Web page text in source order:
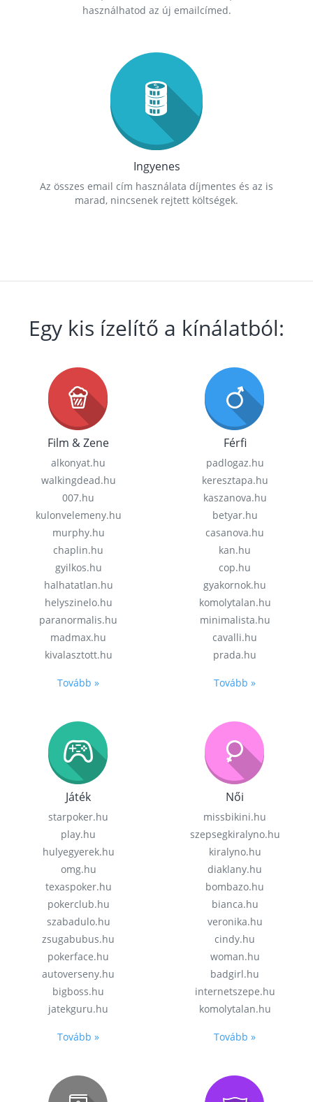
használhatod az új emailcímed.
Ingyenes
Az összes email cím használata díjmentes és az is
marad, nincsenek rejtett költségek.
Egy kis ízelítő a kínálatból:
Film & Zene
alkonyat.hu
walkingdead.hu
007.hu
kulonvelemeny.hu
murphy.hu
chaplin.hu
gyilkos.hu
halhatatlan.hu
helyszinelo.hu
paranormalis.hu
madmax.hu
kivalasztott.hu
Tovább »
Férfi
padlogaz.hu
keresztapa.hu
kaszanova.hu
betyar.hu
casanova.hu
kan.hu
cop.hu
gyakornok.hu
komolytalan.hu
minimalista.hu
cavalli.hu
prada.hu
Tovább »
Játék
starpoker.hu
play.hu
hulyegyerek.hu
omg.hu
texaspoker.hu
pokerclub.hu
szabadulo.hu
zsugabubus.hu
pokerface.hu
autoverseny.hu
bigboss.hu
jatekguru.hu
Tovább »
Női
missbikini.hu
szepsegkiralyno.hu
kiralyno.hu
diaklany.hu
bombazo.hu
bianca.hu
veronika.hu
cindy.hu
woman.hu
badgirl.hu
internetszepe.hu
komolytalan.hu
Tovább »